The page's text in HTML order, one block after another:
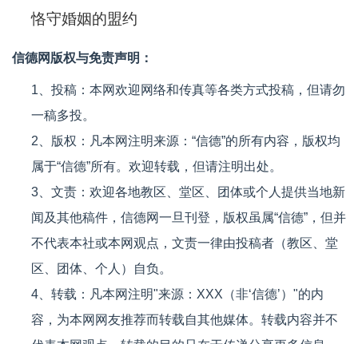
恪守婚姻的盟约
信德网版权与免责声明：
1、投稿：本网欢迎网络和传真等各类方式投稿，但请勿
一稿多投。
2、版权：凡本网注明来源：“信德”的所有内容，版权均
属于“信德”所有。欢迎转载，但请注明出处。
3、文责：欢迎各地教区、堂区、团体或个人提供当地新
闻及其他稿件，信德网一旦刊登，版权虽属“信德”，但并
不代表本社或本网观点，文责一律由投稿者（教区、堂
区、团体、个人）自负。
4、转载：凡本网注明"来源：XXX（非‘信德’）"的内
容，为本网网友推荐而转载自其他媒体。转载内容并不